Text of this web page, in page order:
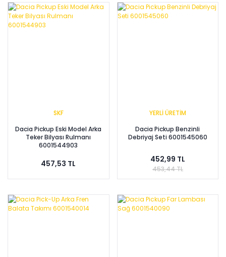
SKF
Dacia Pickup Eski Model Arka
Teker Bilyası Rulmanı
6001544903
457,53 TL
YERLİ ÜRETİM
Dacia Pickup Benzinli
Debriyaj Seti 6001545060
452,99 TL
453,44 TL